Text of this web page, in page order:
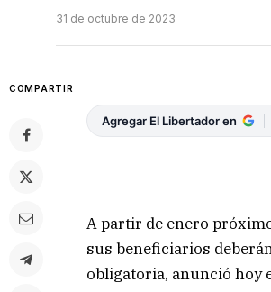
31 de octubre de 2023
COMPARTIR
Agregar El Libertador en
A partir de enero
sus beneficiarios
obligatoria, anunció hoy